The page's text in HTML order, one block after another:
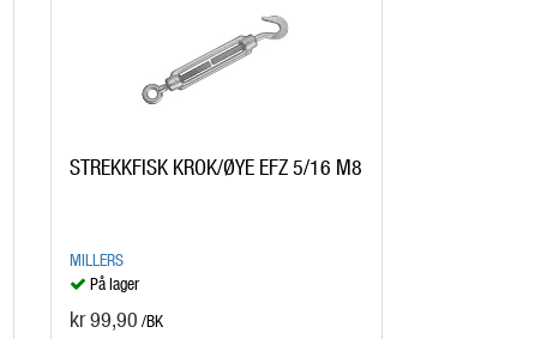
STREKKFISK KROK/ØYE EFZ 5/16 M8
MILLERS
På lager
kr 99,90 /BK